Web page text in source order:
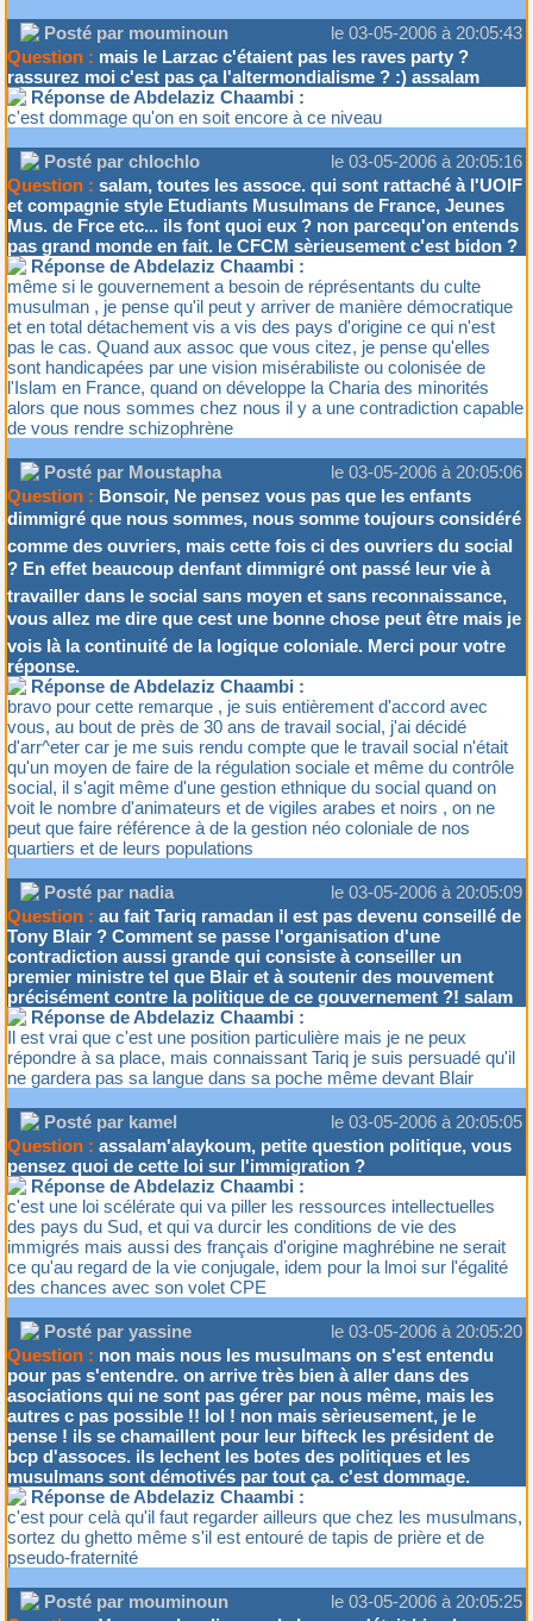
Posté par mouminoun
le 03-05-2006 à 20:05:43
Question : mais le Larzac c'étaient pas les raves party ?
rassurez moi c'est pas ça l'altermondialisme ? :) assalam
Réponse de Abdelaziz Chaambi :
c'est dommage qu'on en soit encore à ce niveau
Posté par chlochlo
le 03-05-2006 à 20:05:16
Question : salam, toutes les assoce. qui sont rattaché à l'UOIF
et compagnie style Etudiants Musulmans de France, Jeunes
Mus. de Frce etc... ils font quoi eux ? non parcequ'on entends
pas grand monde en fait. le CFCM sèrieusement c'est bidon ?
Réponse de Abdelaziz Chaambi :
même si le gouvernement a besoin de réprésentants du culte
musulman , je pense qu'il peut y arriver de manière démocratique
et en total détachement vis a vis des pays d'origine ce qui n'est
pas le cas. Quand aux assoc que vous citez, je pense qu'elles
sont handicapées par une vision misérabiliste ou colonisée de
l'Islam en France, quand on développe la Charia des minorités
alors que nous sommes chez nous il y a une contradiction capable
de vous rendre schizophrène
Posté par Moustapha
le 03-05-2006 à 20:05:06
Question : Bonsoir, Ne pensez vous pas que les enfants
dimmigré que nous sommes, nous somme toujours considéré
comme des ouvriers, mais cette fois ci des ouvriers du social
? En effet beaucoup denfant dimmigré ont passé leur vie à
travailler dans le social sans moyen et sans reconnaissance,
vous allez me dire que cest une bonne chose peut être mais je
vois là la continuité de la logique coloniale. Merci pour votre
réponse.
Réponse de Abdelaziz Chaambi :
bravo pour cette remarque , je suis entièrement d'accord avec
vous, au bout de près de 30 ans de travail social, j'ai décidé
d'arr^eter car je me suis rendu compte que le travail social n'était
qu'un moyen de faire de la régulation sociale et même du contrôle
social, il s'agit même d'une gestion ethnique du social quand on
voit le nombre d'animateurs et de vigiles arabes et noirs , on ne
peut que faire référence à de la gestion néo coloniale de nos
quartiers et de leurs populations
Posté par nadia
le 03-05-2006 à 20:05:09
Question : au fait Tariq ramadan il est pas devenu conseillé de
Tony Blair ? Comment se passe l'organisation d'une
contradiction aussi grande qui consiste à conseiller un
premier ministre tel que Blair et à soutenir des mouvement
précisément contre la politique de ce gouvernement ?! salam
Réponse de Abdelaziz Chaambi :
Il est vrai que c'est une position particulière mais je ne peux
répondre à sa place, mais connaissant Tariq je suis persuadé qu'il
ne gardera pas sa langue dans sa poche même devant Blair
Posté par kamel
le 03-05-2006 à 20:05:05
Question : assalam'alaykoum, petite question politique, vous
pensez quoi de cette loi sur l'immigration ?
Réponse de Abdelaziz Chaambi :
c'est une loi scélérate qui va piller les ressources intellectuelles
des pays du Sud, et qui va durcir les conditions de vie des
immigrés mais aussi des français d'origine maghrébine ne serait
ce qu'au regard de la vie conjugale, idem pour la lmoi sur l'égalité
des chances avec son volet CPE
Posté par yassine
le 03-05-2006 à 20:05:20
Question : non mais nous les musulmans on s'est entendu
pour pas s'entendre. on arrive très bien à aller dans des
asociations qui ne sont pas gérer par nous même, mais les
autres c pas possible !! lol ! non mais sèrieusement, je le
pense ! ils se chamaillent pour leur bifteck les président de
bcp d'assoces. ils lechent les botes des politiques et les
musulmans sont démotivés par tout ça. c'est dommage.
Réponse de Abdelaziz Chaambi :
c'est pour celà qu'il faut regarder ailleurs que chez les musulmans,
sortez du ghetto même s'il est entouré de tapis de prière et de
pseudo-fraternité
Posté par mouminoun
le 03-05-2006 à 20:05:25